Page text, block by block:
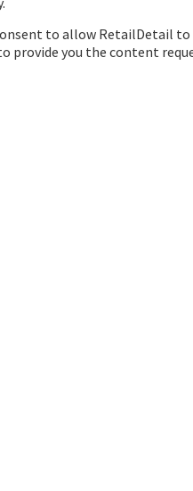
to allow RetailDetail
provide you the content